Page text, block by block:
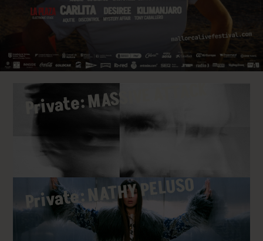
Private: MASSIVE ATTACK
Private: NATHY PELUSO